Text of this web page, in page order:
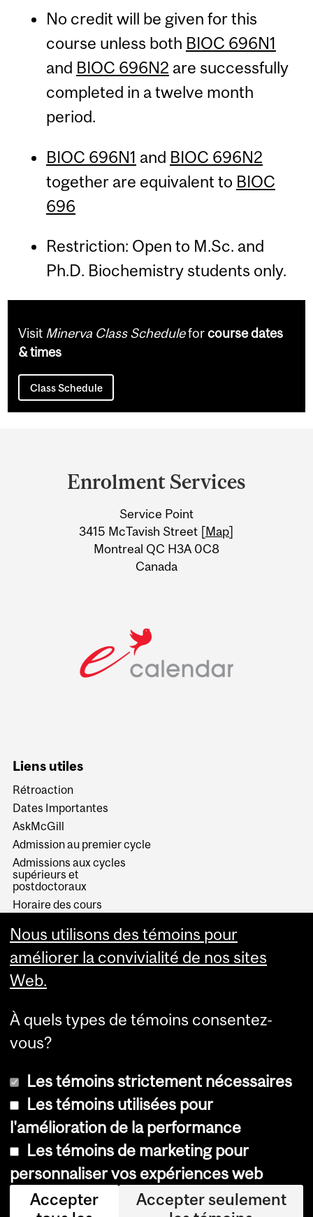
No credit will be given for this
course unless both BIOC 696N1
and BIOC 696N2 are successfully
completed in a twelve month
period.
BIOC 696N1 and BIOC 696N2
together are equivalent to BIOC
696
Restriction: Open to M.Sc. and
Ph.D. Biochemistry students only.
Visit Minerva Class Scheduleforcourse dates
& times
Class Schedule
Information
Enrolment Services
Service Point
3415 McTavish Street [Map]
Montreal QC H3A 0C8
Canada
Liens utiles
Rétroaction
Dates Importantes
AskMcGill
Admission au premier cycle
Admissions aux cycles
supérieurs et
postdoctoraux
Horaire des cours
Services aux étudiants
© Université McGill, 2026
Accessibilité
Avis sur les témoins
Nous utilisons des témoins pour
améliorer la convivialité de nos sites
Web.
À quels types de témoins consentez-
vous?
Les témoins strictement nécessaires
Les témoins utilisées pour
l'amélioration de la performance
Les témoins de marketing pour
personnaliser vos expériences web
Accepter
Accepter seulement